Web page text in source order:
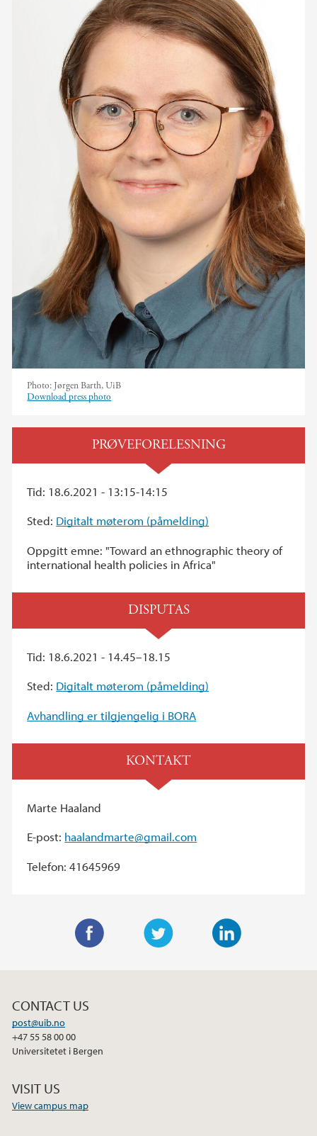
Photo: Jørgen Barth, UiB
Download press photo
PRØVEFORELESNING
Tid: 18.6.2021 - 13:15-14:15
Sted: Digitalt møterom (påmelding)
Oppgitt emne: "Toward an ethnographic theory of
international health policies in Africa"
DISPUTAS
Tid: 18.6.2021 - 14.45–18.15
Sted: Digitalt møterom (påmelding)
Avhandling er tilgjengelig i BORA
KONTAKT
Marte Haaland
E-post: haalandmarte@gmail.com
Telefon: 41645969
e
o
CONTACT US
post@uib.no
+47 55 58 00 00
Universitetet i Bergen
VISIT US
View campus map